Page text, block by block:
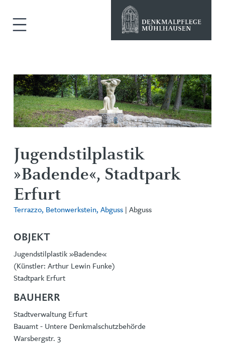
Jugendstilplastik
»Badende«, Stadtpark
Erfurt
Terrazzo, Betonwerkstein, Abguss | Abguss
OBJEKT
Jugendstilplastik »Badende«
(Künstler: Arthur Lewin Funke)
Stadtpark Erfurt
BAUHERR
Stadtverwaltung Erfurt
Bauamt - Untere Denkmalschutzbehörde
Warsbergstr. 3